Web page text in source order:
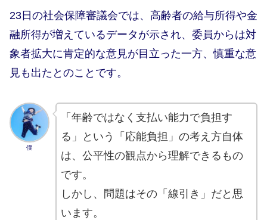
23日の社会保障審議会では、高齢者の給与所得や金
融所得が増えているデータが示され、委員からは対
象者拡大に肯定的な意見が目立った一方、慎重な意
見も出たとのことです。
僕
「年齢ではなく支払い能力で負担す
る」という「応能負担」の考え方自体
は、公平性の観点から理解できるもの
です。
しかし、問題はその「線引き」だと思
います。